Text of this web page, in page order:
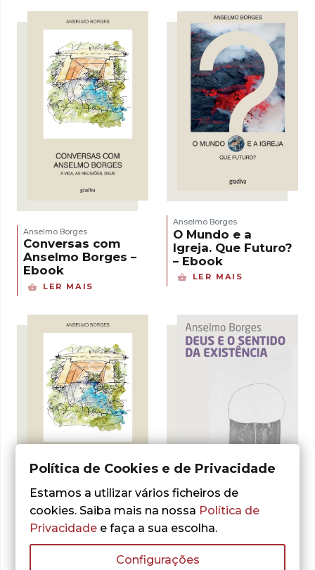
Anselmo Borges
Conversas com
Anselmo Borges –
Ebook
LER MAIS
Anselmo Borges
O Mundo e a
Igreja. Que Futuro?
– Ebook
LER MAIS
- 30%
Anselmo Borges
Deus e o Sentido
da Existência
Política de Cookies e de Privacidade
Estamos a utilizar vários ficheiros de
cookies. Saiba mais na nossa Política de
Privacidade e faça a sua escolha.
Configurações